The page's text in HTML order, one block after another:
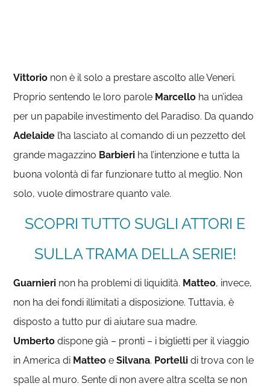
Vittorio non è il solo a prestare ascolto alle Veneri.
Proprio sentendo le loro parole Marcello ha un’idea
per un papabile investimento del Paradiso. Da quando
Adelaide l’ha lasciato al comando di un pezzetto del
grande magazzino Barbieri ha l’intenzione e tutta la
buona volontà di far funzionare tutto al meglio. Non
solo, vuole dimostrare quanto vale.
SCOPRI TUTTO SUGLI ATTORI E
SULLA TRAMA DELLA SERIE!
Guarnieri non ha problemi di liquidità. Matteo, invece,
non ha dei fondi illimitati a disposizione. Tuttavia, è
disposto a tutto pur di aiutare sua madre.
Umberto dispone già – pronti – i biglietti per il viaggio
in America di Matteo e Silvana. Portelli di trova con le
spalle al muro. Sente di non avere altra scelta se non